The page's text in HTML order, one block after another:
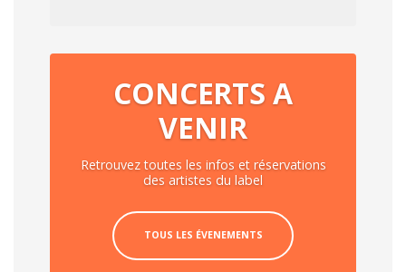
CONCERTS A
VENIR
Retrouvez toutes les infos et réservations
des artistes du label
TOUS LES ÉVENEMENTS